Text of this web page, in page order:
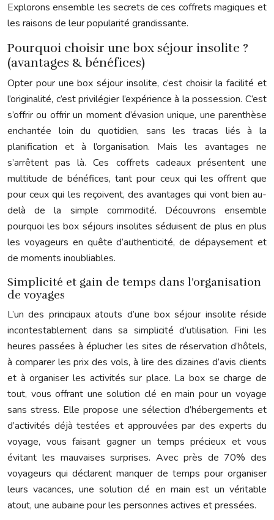
Explorons ensemble les secrets de ces coffrets magiques et
les raisons de leur popularité grandissante.
Pourquoi choisir une box séjour insolite ?
(avantages & bénéfices)
Opter pour une box séjour insolite, c’est choisir la facilité et
l’originalité, c’est privilégier l’expérience à la possession. C’est
s’offrir ou offrir un moment d’évasion unique, une parenthèse
enchantée loin du quotidien, sans les tracas liés à la
planification et à l’organisation. Mais les avantages ne
s’arrêtent pas là. Ces coffrets cadeaux présentent une
multitude de bénéfices, tant pour ceux qui les offrent que
pour ceux qui les reçoivent, des avantages qui vont bien au-
delà de la simple commodité. Découvrons ensemble
pourquoi les box séjours insolites séduisent de plus en plus
les voyageurs en quête d’authenticité, de dépaysement et
de moments inoubliables.
Simplicité et gain de temps dans l’organisation
de voyages
L’un des principaux atouts d’une box séjour insolite réside
incontestablement dans sa simplicité d’utilisation. Fini les
heures passées à éplucher les sites de réservation d’hôtels,
à comparer les prix des vols, à lire des dizaines d’avis clients
et à organiser les activités sur place. La box se charge de
tout, vous offrant une solution clé en main pour un voyage
sans stress. Elle propose une sélection d’hébergements et
d’activités déjà testées et approuvées par des experts du
voyage, vous faisant gagner un temps précieux et vous
évitant les mauvaises surprises. Avec près de 70% des
voyageurs qui déclarent manquer de temps pour organiser
leurs vacances, une solution clé en main est un véritable
atout, une aubaine pour les personnes actives et pressées.